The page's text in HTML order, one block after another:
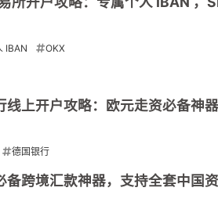
IBAN OKX
线上开户攻略：欧元走资必备神
德国银行
备跨境汇款神器，支持全套中国